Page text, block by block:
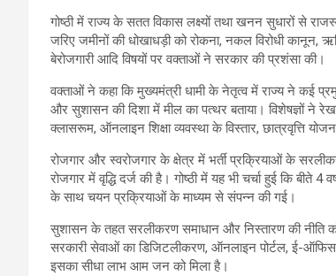
गोष्ठी में राज्य के सतत विकास लक्ष्यों तथा खनन सुधारों से
जरिए जमीनों की धोखाधड़ी को रोकना, नकल विरोधी कानून,
बेरोजगारी आदि विषयों पर वक्ताओं ने सरकार की प्रशंसा की।
वक्ताओं ने कहा कि मुख्यमंत्री धामी के नेतृत्व में राज्य ने कई
और सुशासन की दिशा में मील का पत्थर बताया। विशेषज्ञों ने
क्लासरूम, ऑनलाइन शिक्षा व्यवस्था के विस्तार, छात्रवृत्ति
रोजगार और स्वरोजगार के क्षेत्र में भर्ती प्रक्रियाओं के
रोजगार में वृद्धि दर्ज की है। गोष्ठी में यह भी चर्चा हुई कि बीते
के साथ चयन प्रक्रियाओं के माध्यम से संपन्न की गई।
सुशासन के तहत सरलीकरण समाधान और निस्तारण की नीति
सरकारी सेवाओं का डिजिटलीकरण, ऑनलाइन पोर्टल, ई-
इसका सीधा लाभ आम जन को मिला है।